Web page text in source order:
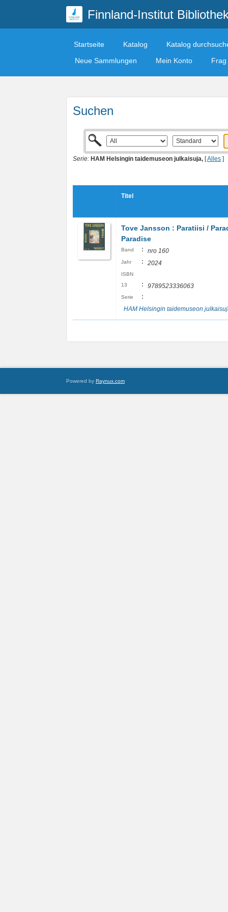
Finnland-Institut
Startseite Katalog
Katalog
Neue Sammlungen
Mein Konto
Suchen
Serie: HAM Helsingin taidemuseon julkaisuja, [Alles ]
Titel
Tove Jansson : Paratiisi /
Paradise
Band : nro 160
Jahr : 2024
ISBN
13
: 9789523336063
Serie
:
HAM Helsingin taidemuseon
Powered by Raynux.com